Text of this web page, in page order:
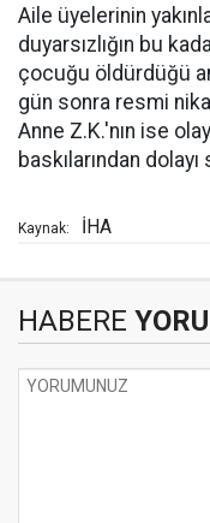
Aile üyelerinin
duyarsızlığın bu
çocuğu öldürdüğü
gün sonra resmi
Anne Z.K.'nın ise
baskılarından
Kaynak: İHA
HABERE